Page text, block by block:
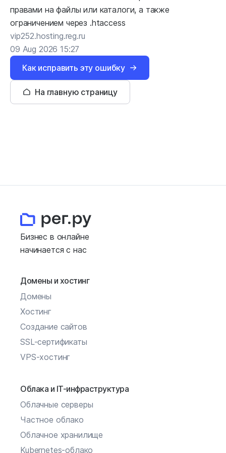
правами на файлы или каталоги, а также
ограничением через .htaccess
vip252.hosting.reg.ru
09 Aug 2026 15:27
Как исправить эту ошибку
На главную страницу
Бизнес в онлайне
начинается с нас
Домены и хостинг
Домены
Хостинг
Создание сайтов
SSL-сертификаты
VPS-хостинг
Облака и IT-инфраструктура
Облачные серверы
Частное облако
Облачное хранилище
Kubernetes-облако